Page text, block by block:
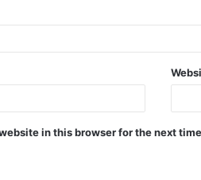
in this browser for the next